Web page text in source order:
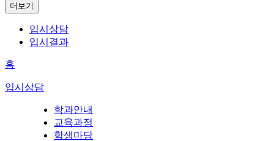
더보기
입시상담
입시결과
홈
입시상담
학과안내
교육과정
학생마당